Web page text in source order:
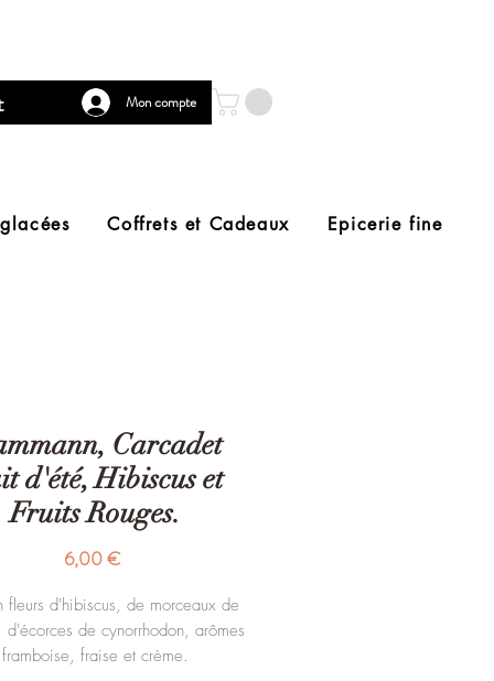
Mon compte
Coffrets et Cadeaux Epicerie fine
Carcadet
d'été, Hibiscus et
Fruits Rouges.
6,00 €Prix
fleurs d'hibiscus, de morceaux de
d'écorces de cynorrhodon, arômes
framboise, fraise et crème.